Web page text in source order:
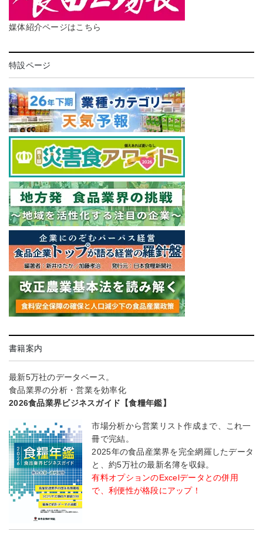
媒体紹介ページはこちら
特設ページ
書籍案内
最新5万社のデータベース。
食品業界の分析・営業を効率化
2026食品業界ビジネスガイド【食糧年鑑】
市場分析から営業リスト作成まで、これ一
冊で完結。
2025年の食品産業界を完全網羅したデータ
と、約5万社の最新名簿を収録。
有料オプションのExcelデータとの併用
で、利便性が格段にアップ！